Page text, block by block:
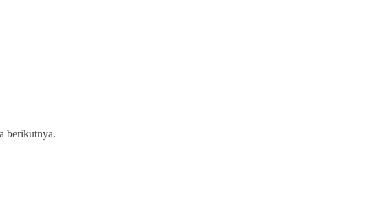
berikutnya.